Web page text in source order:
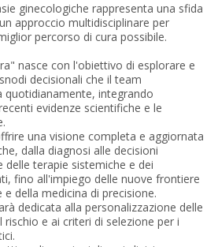
ginecologiche rappresenta una sfida
approccio multidisciplinare per
percorso di cura possibile.
nasce con l'obiettivo di esplorare e
decisionali che il team
quotidianamente, integrando
evidenze scientifiche e le
una visione completa e aggiornata
dalla diagnosi alle decisioni
delle terapie sistemiche e dei
fino all'impiego delle nuove frontiere
della medicina di precisione.
dedicata alla personalizzazione delle
rischio e ai criteri di selezione per i